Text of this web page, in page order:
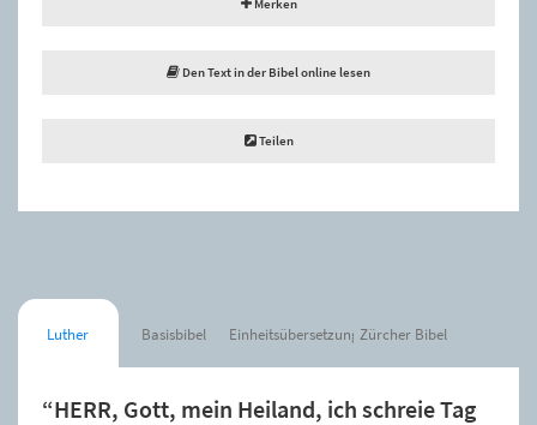
Den Text in der Bibel online lesen
Teilen
Luther Basisbibel Einheitsübersetzung Zürcher Bibel
“HERR, Gott, mein Heiland, ich schreie Tag